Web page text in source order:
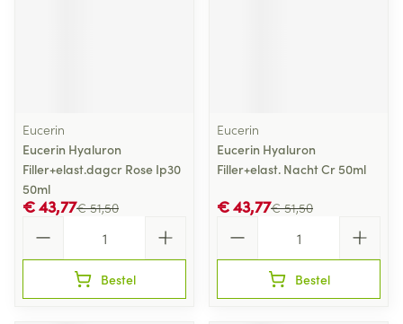
Eucerin
Eucerin Hyaluron
Filler+elast.dagcr Rose Ip30
50ml
€ 51,50
€ 43,77
Bestel
Eucerin
Eucerin Hyaluron
Filler+elast. Nacht Cr 50ml
€ 51,50
€ 43,77
Bestel